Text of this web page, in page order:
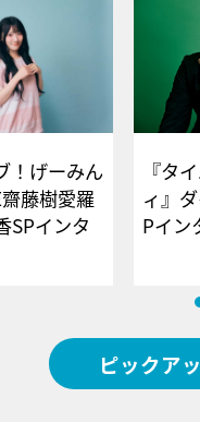
！げーみん
藤樹愛羅
SPインタ
『タ
ィ』
Pイ
ピックア